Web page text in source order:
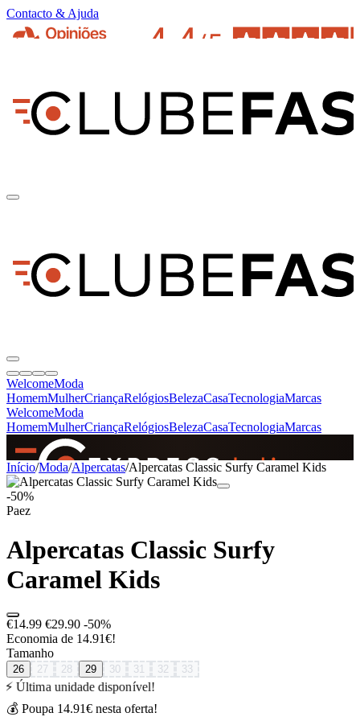
Contacto & Ajuda
WelcomeModa
HomemMulherCriançaRelógiosBelezaCasaTecnologiaMarcas
WelcomeModa
HomemMulherCriançaRelógiosBelezaCasaTecnologiaMarcas
SINCE 2005
Início/Moda/Alpercatas/Alpercatas Classic Surfy Caramel Kids
-50%
Paez
Alpercatas Classic Surfy
Caramel Kids
€14.99 €29.90 -50%
Economia de 14.91€!
Tamanho
26 27 28 29 30 31 32 33
⚡ Última unidade disponível!
💰 Poupa 14.91€ nesta oferta!